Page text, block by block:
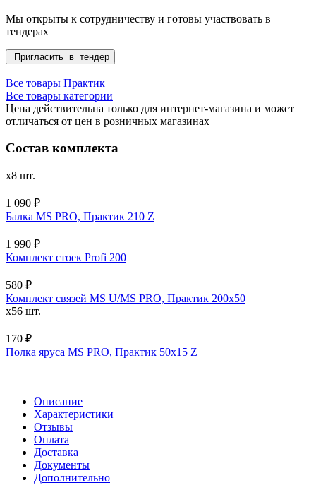
Мы открыты к сотрудничеству и готовы участвовать в
тендерах
Пригласить в тендер
Все товары Практик
Все товары категории
Цена действительна только для интернет-магазина и может
отличаться от цен в розничных магазинах
Состав комплекта
x8 шт.
1 090 ₽
Балка MS PRO, Практик 210 Z
1 990 ₽
Комплект стоек Profi 200
580 ₽
Комплект связей MS U/MS PRO, Практик 200x50
x56 шт.
170 ₽
Полка яруса MS PRO, Практик 50х15 Z
Описание
Характеристики
Отзывы
Оплата
Доставка
Документы
Дополнительно